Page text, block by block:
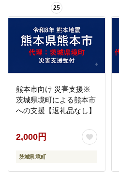
25
熊本市向け 災害支援※
茨城県境町による熊本市
への支援【返礼品なし】
2,000円
茨城県 境町